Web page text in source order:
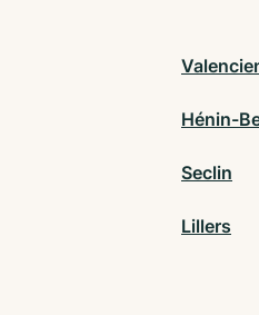
Hénin-
Seclin
Lillers